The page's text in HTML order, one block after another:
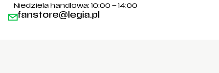
Niedziela handlowa: 10:00 – 14:00
fanstore@legia.pl